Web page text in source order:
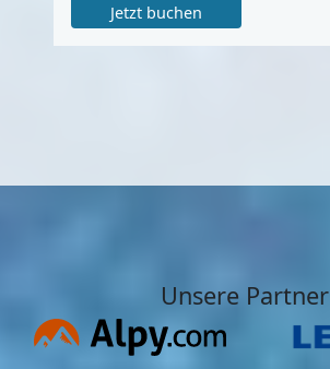
Jetzt buchen
Unsere Partner